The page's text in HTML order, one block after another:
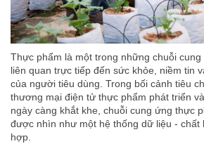
Thực phẩm là một trong những chuỗi
liên quan trực tiếp đến sức khỏe, niềm tin
của người tiêu dùng. Trong bối cảnh tiêu
thương mại điện tử thực phẩm phát triển
ngày càng khắt khe, chuỗi cung ứng thực
được nhìn như một hệ thống dữ liệu - chất
hợp.